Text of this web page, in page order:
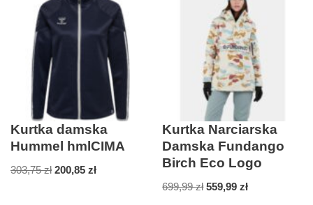
Kurtka damska
Hummel hmlCIMA
303,75zł 200,85 zł
Kurtka Narciarska
Damska Fundango
Birch Eco Logo
699,99zł 559,99zł